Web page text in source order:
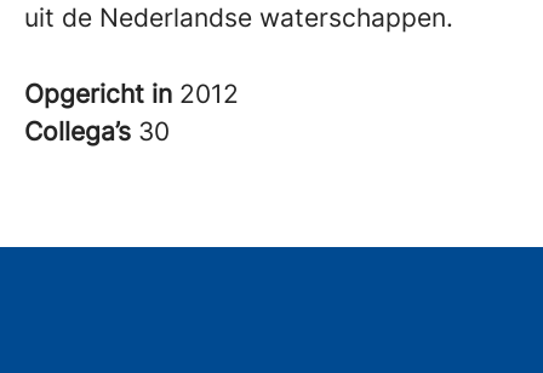
uit de Nederlandse waterschappen.
Opgericht in 2012
Collega’s 30